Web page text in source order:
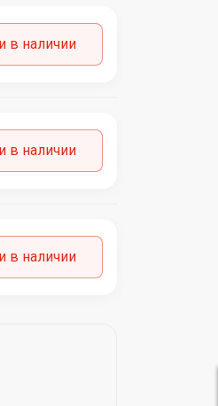
в наличии
в наличии
в наличии